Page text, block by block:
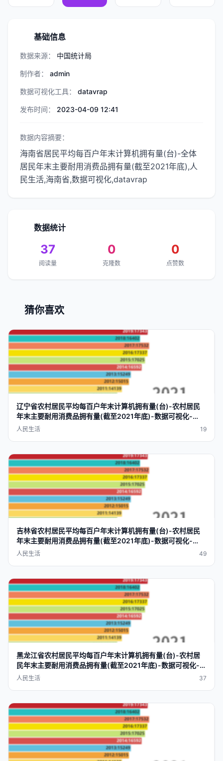
基础信息
数据来源： 中国统计局
制作者： admin
数据可视化工具： datavrap
发布时间： 2023-04-09 12:41
数据内容摘要：
海南省居民平均每百户年末计算机拥有量(台)-全体
居民年末主要耐用消费品拥有量(截至2021年底),人
民生活,海南省,数据可视化,datavrap
数据统计
37
阅读量
0
克隆数
0
点赞数
猜你喜欢
辽宁省农村居民平均每百户年末计算机拥有量(台)-农村居民
年末主要耐用消费品拥有量(截至2021年底)-数据可视化-
datavra
人民生活 19
吉林省农村居民平均每百户年末计算机拥有量(台)-农村居民
年末主要耐用消费品拥有量(截至2021年底)-数据可视化-
datavra
人民生活 49
黑龙江省农村居民平均每百户年末计算机拥有量(台)-农村居
民年末主要耐用消费品拥有量(截至2021年底)-数据可视化-
datavra
人民生活 37